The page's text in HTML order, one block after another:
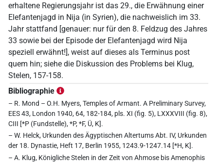
erhaltene Regierungsjahr ist das 29., die Erwähnung einer
Elefantenjagd in Nija (in Syrien), die nachweislich im 33.
Jahr stattfand [genauer: nur für den 8. Feldzug des Jahres
33 sowie bei der Episode der Elefantenjagd wird Nija
speziell erwähnt!], weist auf dieses als Terminus post
quem hin; siehe die Diskussion des Problems bei Klug,
Stelen, 157-158.
Bibliographie
– R. Mond – O.H. Myers, Temples of Armant. A Preliminary Survey,
EES 43, London 1940, 64, 182-184, pls. XI (fig. 5), LXXXVIII (fig. 8),
CIII [*P (Fundstelle), *P, *F, Ü, K].
– W. Helck, Urkunden des Ägyptischen Altertums Abt. IV, Urkunden
der 18. Dynastie, Heft 17, Berlin 1955, 1243.9-1247.14 [*H, K].
– A. Klug, Königliche Stelen in der Zeit von Ahmose bis Amenophis